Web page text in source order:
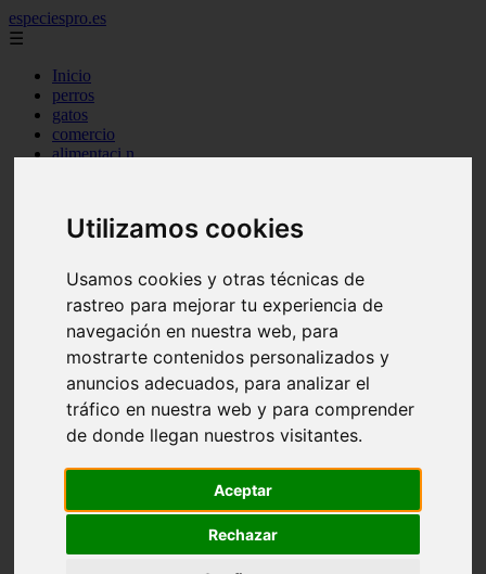
Utilizamos cookies
Usamos cookies y otras técnicas de
rastreo para mejorar tu experiencia de
navegación en nuestra web, para
mostrarte contenidos personalizados y
anuncios adecuados, para analizar el
tráfico en nuestra web y para comprender
de donde llegan nuestros visitantes.
Aceptar
Rechazar
especiespro.es
☰
Inicio
perros
gatos
comercio
alimentaci n
tenencia responsable
mantenimiento
aves
marketing
bienestar
peque os mam feros
verano
legislaci n
peluquer a
accesorios
peluquer a canina
complementos
comportamiento